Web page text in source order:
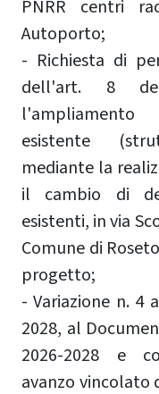
PNRR centri
Autoporto;
- Richiesta di
dell'art. 8
esistente
mediante la
il cambio di
esistenti, in via
Comune di
progetto;
- Variazione n. 4
2028, al
2026-2028 e
avanzo vincolato